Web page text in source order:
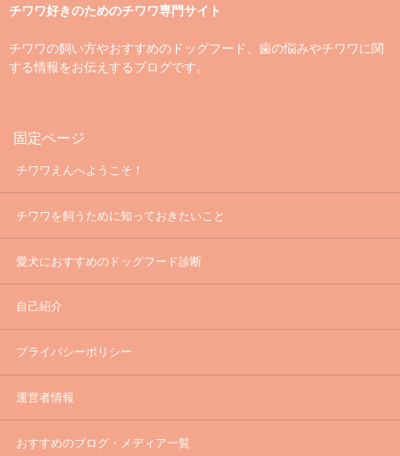
チワワ好きのためのチワワ専門サイト
チワワの飼い方やおすすめのドッグフード、歯の悩みやチワワに関
する情報をお伝えするブログです。
固定ページ
チワワえんへようこそ！
チワワを飼うために知っておきたいこと
愛犬におすすめのドッグフード診断
自己紹介
プライバシーポリシー
運営者情報
おすすめのブログ・メディア一覧